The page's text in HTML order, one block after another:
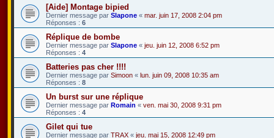
[Aide] Montage bipied
Dernier message par Slapone « mar. juin 17, 2008 2:04 pm
Réponses : 6
Réplique de bombe
Dernier message par Slapone « jeu. juin 12, 2008 6:52 pm
Réponses : 4
Batteries pas cher !!!!
Dernier message par Simoon « lun. juin 09, 2008 10:35 am
Réponses : 8
Un burst sur une réplique
Dernier message par Romain « ven. mai 30, 2008 9:31 pm
Réponses : 4
Gilet qui tue
Dernier message par TRAX « jeu. mai 15, 2008 12:49 pm